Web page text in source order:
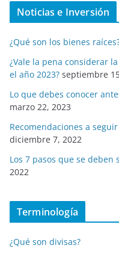
Noticias e Inversión
¿Qué son los bienes
¿Vale la pena considerar
el año 2023? septiembre
Lo que debes conocer
marzo 22, 2023
Recomendaciones a
diciembre 7, 2022
Los 7 pasos que se
2022
Terminología
¿Qué son divisas?